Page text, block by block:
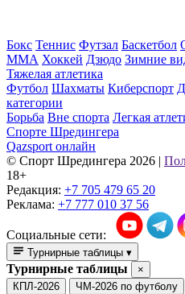
Бокс Теннис Футзал Баскетбол
ММА Хоккей Дзюдо Зимние
Тяжелая атлетика
Футбол Шахматы Киберспорт
категории
Борьба Вне спорта Легкая
Спорте Шредингера
Qazsport онлайн
© Cпорт Шредингера 2026 |
18+
Редакция: +7 705 479 65 20
Реклама: +7 777 010 37 56
Социальные сети:
Турнирные таблицы ▾
Турнирные таблицы
×
КПЛ-2026
ЧМ-2026 по футболу